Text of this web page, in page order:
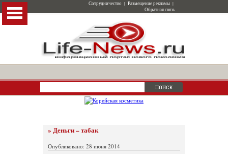
Сотрудничество | Размещение рекламы |
Обратная связь
» Деньги – табак
Опубликовано: 28 июня 2014